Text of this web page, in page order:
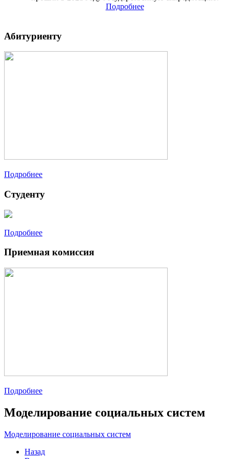
Подробнее
Абитуриенту
Подробнее
Студенту
Подробнее
Приемная комиссия
Подробнее
Моделирование социальных систем
Моделирование социальных систем
Назад